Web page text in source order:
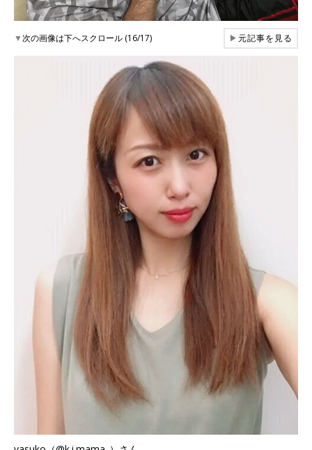
▼次の画像は下へスクロール (16/17) ▶元記事を見る